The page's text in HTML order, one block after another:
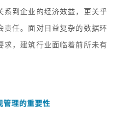
系到企业的经济效益，更关乎
责任。面对日益复杂的数据环
求，建筑行业面临着前所未有
管理的重要性